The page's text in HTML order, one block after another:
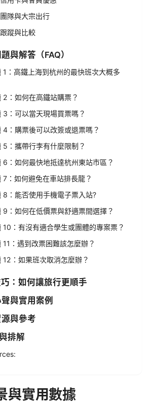
隊與大宗出行
蹤與比較
與解答（FAQ）
1：高鐵上海到杭州的最快班次大概多
2：如何在高鐵站購票？
3：可以當天現場買票嗎？
4：購票後可以改簽或退票嗎？
5：攜帶行李有什麼限制？
6：如何最快地抵達杭州東站市區？
7：如何避免在車站排長龍？
8：能否使用手機電子票入站?
9：如何在低價票與舒適票間選擇？
10：有沒有適合學生或團體的專案票？
11：遇到改票困難該怎麼辦？
12：如果班次取消怎麼辦？
：如何讓旅行更順手
與實用案例
與參考
排解
與實用數據